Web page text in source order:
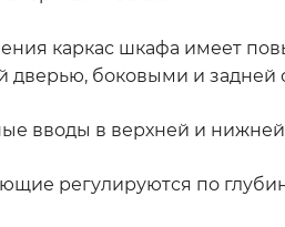
каркас шкафа имеет
дверью, боковыми и задней
вводы в верхней и
регулируются по